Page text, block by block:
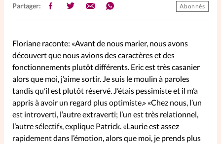
Shopping Spi
Si(x) simple de...
SpirituElles
Vive la famille
SpirituElles devient Relations
Aujourd’hui!
Partager: Abonnés
Floriane raconte: «Avant de nous marier, nous avons
découvert que nous avions des caractères et des
fonctionnements plutôt différents. Eric est très casanier
alors que moi, j’aime sortir. Je suis le moulin à paroles
tandis qu’il est plutôt réservé. J’étais pessimiste et il m’a
appris à avoir un regard plus optimiste.» «Chez nous, l’un
est introverti, l’autre extraverti; l’un est très relationnel,
l’autre sélectif», explique Patrick. «Laurie est assez
rapidement dans l’émotion, alors que moi, je prends plus